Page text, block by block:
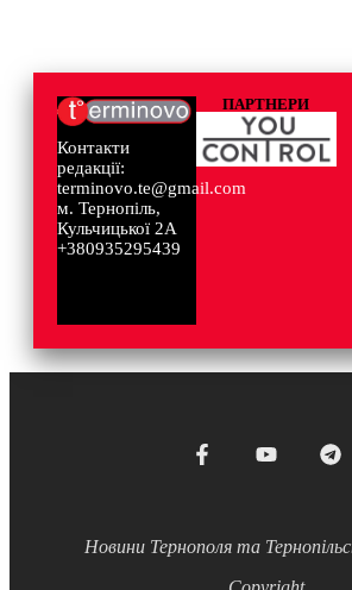
Контакти
редакції:
terminovo.te@gmail.com
м. Тернопіль,
Кульчицької 2А
+380935295439
ПАРТНЕРИ
Новини Тернополя та